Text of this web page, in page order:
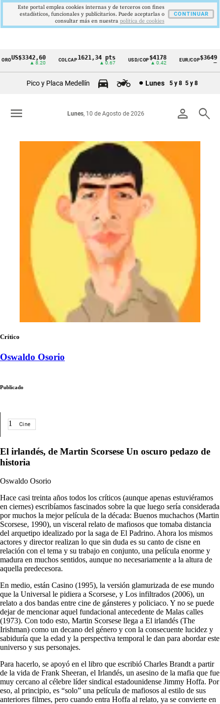
Cintillo
Colombia
COLCAP1621,34 pts USD/COP$4178
▲ 0.42
EUR/COP$3649
—
Pico y Placa Medellín Lunes 5 y 8 5 y 8
person search
Lunes, 10 de Agosto de 2026
menu
Crítico
Oswaldo Osorio
Publicado
1 Cine
El irlandés, de Martin Scorsese Un oscuro pedazo de
historia
Oswaldo Osorio
Hace casi treinta años todos los críticos (aunque apenas estuviéramos
en ciernes) escribíamos fascinados sobre la que luego sería considerada
por muchos la mejor película de la década: Buenos muchachos (Martin
Scorsese, 1990), un visceral relato de mafiosos que tomaba distancia
del arquetipo idealizado por la saga de El Padrino. Ahora los mismos
actores y director realizan lo que sin duda es su canto de cisne en
relación con el tema y su trabajo en conjunto, una película enorme y
madura en muchos sentidos, aunque no necesariamente a la altura de
aquella predecesora.
En medio, están Casino (1995), la versión glamurizada de ese mundo
que la Universal le pidiera a Scorsese, y Los infiltrados (2006), un
relato a dos bandas entre cine de gánsteres y policiaco. Y no se puede
dejar de mencionar aquel fundacional antecedente de Malas calles
(1973). Con todo esto, Martin Scorsese llega a El irlandés (The
Irishman) como un decano del género y con la consecuente lucidez y
sabiduría que la edad y la perspectiva temporal le dan para abordar este
universo y sus personajes.
Para hacerlo, se apoyó en el libro que escribió Charles Brandt a partir
de la vida de Frank Sheeran, el Irlandés, un asesino de la mafia que fue
muy cercano al célebre líder sindical estadounidense Jimmy Hoffa. Por
eso, al principio, es “solo” una película de mafiosos al estilo de sus
anteriores filmes, pero cuando entra Hoffa al relato, ya se convierte en
Este portal emplea cookies internas y de terceros con fines
estadísticos, funcionales y publicitarios. Puede aceptarlas o
consultar más en nuestra politica de cookies
CONTINUAR